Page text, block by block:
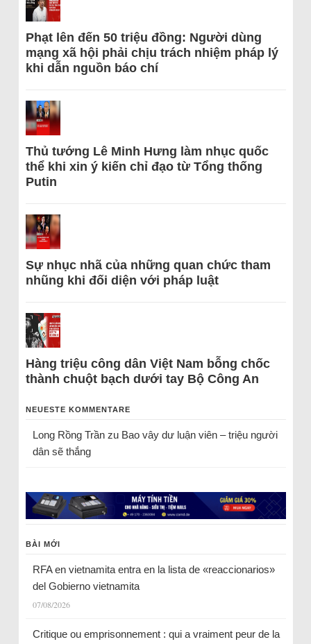
Phạt lên đến 50 triệu đồng: Người dùng
mạng xã hội phải chịu trách nhiệm pháp lý
khi dẫn nguồn báo chí
Thủ tướng Lê Minh Hưng làm nhục quốc
thể khi xin ý kiến chỉ đạo từ Tổng thống
Putin
Sự nhục nhã của những quan chức tham
nhũng khi đối diện với pháp luật
Hàng triệu công dân Việt Nam bỗng chốc
thành chuột bạch dưới tay Bộ Công An
NEUESTE KOMMENTARE
Long Rồng Trầnzu Bao vây dư luận viên – triệu người
dân sẽ thắng
BÀI MỚI
RFA en vietnamita entra en la lista de «reaccionarios»
del Gobierno vietnamita
07/08/2026
Critique ou emprisonnement : qui a vraiment peur de la